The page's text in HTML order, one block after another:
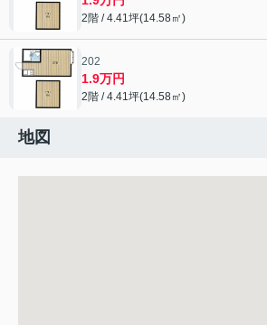
2階 / 4.41坪(14.58㎡)
202
1.9万円
2階 / 4.41坪(14.58㎡)
地図